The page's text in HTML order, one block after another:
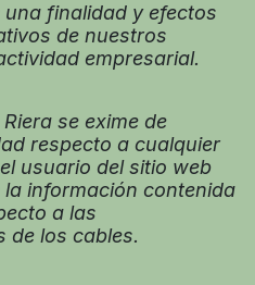
finalidad y efectos
de nuestros
empresarial.
se exime de
respecto a cualquier
usuario del sitio web
información contenida
a las
de los cables.